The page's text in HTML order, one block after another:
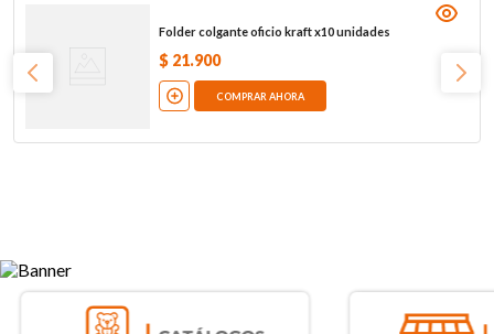
Folder colgante oficio kraft x10 unidades
$ 21.900
COMPRAR AHORA